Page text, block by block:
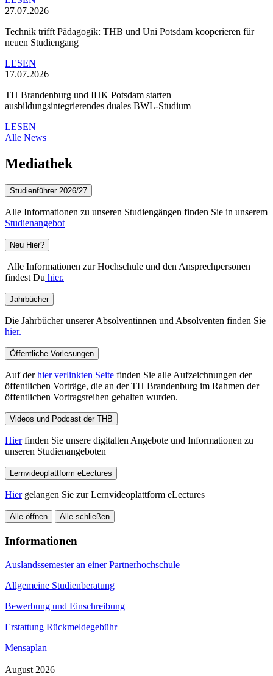
27.07.2026
Technik trifft Pädagogik: THB und Uni Potsdam kooperieren für
neuen Studiengang
LESEN
17.07.2026
TH Brandenburg und IHK Potsdam starten
ausbildungsintegrierendes duales BWL-Studium
LESEN
Alle News
Mediathek
Studienführer 2026/27
Alle Informationen zu unseren Studiengängen finden Sie in unserem
Studienangebot
Neu Hier?
Alle Informationen zur Hochschule und den Ansprechpersonen
findest Du hier.
Jahrbücher
Die Jahrbücher unserer Absolventinnen und Absolventen finden Sie
hier.
Öffentliche Vorlesungen
Auf derhier verlinkten Seite finden Sie alle Aufzeichnungen der
öffentlichen Vorträge, die an der TH Brandenburg im Rahmen der
öffentlichen Vortragsreihen gehalten wurden.
Videos und Podcast der THB
Hierfinden Sie unsere digitalten Angebote und Informationen zu
unseren Studienangeboten
Lernvideoplattform eLectures
Hiergelangen Sie zur Lernvideoplattform eLectures
Alle öffnen Alle schließen
Informationen
Auslandssemester an einer Partnerhochschule
Allgemeine Studienberatung
Bewerbung und Einschreibung
Erstattung Rückmeldegebühr
Mensaplan
August 2026